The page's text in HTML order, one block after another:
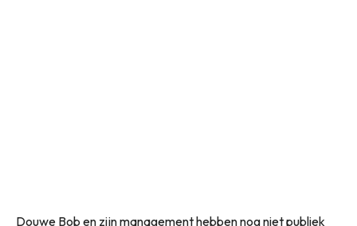
Douwe Bob en zijn management hebben nog niet publiek